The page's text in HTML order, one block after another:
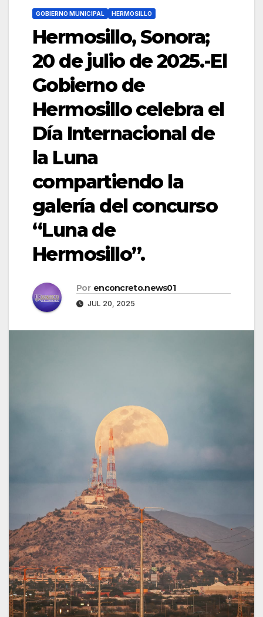
GOBIERNO MUNICIPAL HERMOSILLO
Hermosillo, Sonora;
20 de julio de 2025.-El
Gobierno de
Hermosillo celebra el
Día Internacional de
la Luna
compartiendo la
galería del concurso
“Luna de
Hermosillo”.
Por enconcreto.news01
JUL 20, 2025